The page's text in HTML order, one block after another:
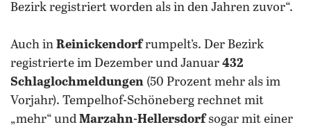
Bezirk registriert worden als in den Jahren zuvor“.
Auch in Reinickendorfrumpelt’s. Der Bezirk
registrierte im Dezember und Januar 432
Schlaglochmeldungen (50 Prozent mehr als im
Vorjahr). Tempelhof-Schöneberg rechnet mit
„mehr“ und Marzahn-Hellersdorfsogar mit einer